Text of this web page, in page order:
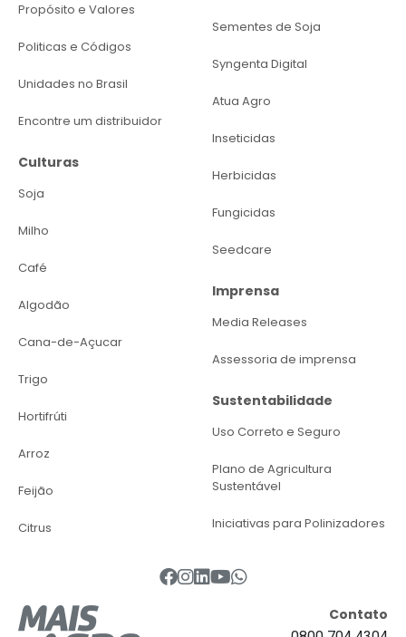
Propósito e Valores
Politicas e Códigos
Unidades no Brasil
Encontre um distribuidor
Culturas
Soja
Milho
Café
Algodão
Cana-de-Açucar
Trigo
Hortifrúti
Arroz
Feijão
Citrus
Sementes de Soja
Syngenta Digital
Atua Agro
Inseticidas
Herbicidas
Fungicidas
Seedcare
Imprensa
Media Releases
Assessoria de imprensa
Sustentabilidade
Uso Correto e Seguro
Plano de Agricultura
Sustentável
Iniciativas para Polinizadores
Contato